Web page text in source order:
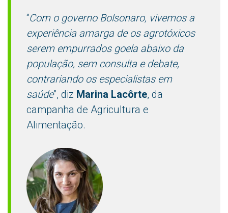
“Com o governo Bolsonaro, vivemos a
experiência amarga de os agrotóxicos
serem empurrados goela abaixo da
população, sem consulta e debate,
contrariando os especialistas em
saúde”, diz Marina Lacôrte, da
campanha de Agricultura e
Alimentação.